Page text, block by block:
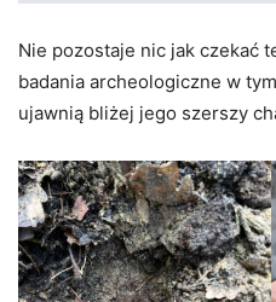
Nie pozostaje nic jak czekać
badania archeologiczne w
ujawnią bliżej jego szerszy